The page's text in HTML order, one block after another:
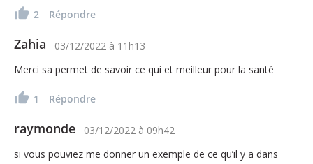
2 Répondre
Zahia 03/12/2022 à 11h13
Merci sa permet de savoir ce qui et meilleur pour la santé
1 Répondre
raymonde 03/12/2022 à 09h42
si vous pouviez me donner un exemple de ce qu’il y a dans